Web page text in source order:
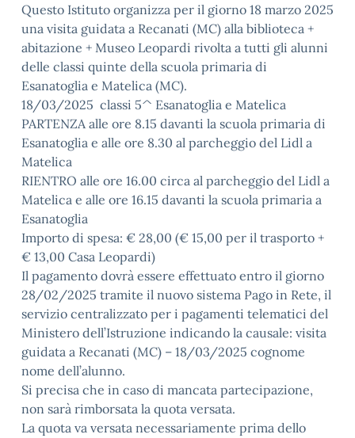
Questo Istituto organizza per il giorno 18 marzo 2025
una visita guidata a Recanati (MC) alla biblioteca +
abitazione + Museo Leopardi rivolta a tutti gli alunni
delle classi quinte della scuola primaria di
Esanatoglia e Matelica (MC).
18/03/2025 classi 5^ Esanatoglia e Matelica
PARTENZA alle ore 8.15 davanti la scuola primaria di
Esanatoglia e alle ore 8.30 al parcheggio del Lidl a
Matelica
RIENTRO alle ore 16.00 circa al parcheggio del Lidl a
Matelica e alle ore 16.15 davanti la scuola primaria a
Esanatoglia
Importo di spesa: € 28,00 (€ 15,00 per il trasporto +
€ 13,00 Casa Leopardi)
Il pagamento dovrà essere effettuato entro il giorno
28/02/2025 tramite il nuovo sistema Pago in Rete, il
servizio centralizzato per i pagamenti telematici del
Ministero dell’Istruzione indicando la causale: visita
guidata a Recanati (MC) – 18/03/2025 cognome
nome dell’alunno.
Si precisa che in caso di mancata partecipazione,
non sarà rimborsata la quota versata.
La quota va versata necessariamente prima dello